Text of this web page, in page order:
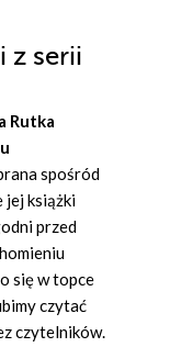
z serii
Rutka
spośród
jej książki
przed
się w topce
czytać
czytelników.